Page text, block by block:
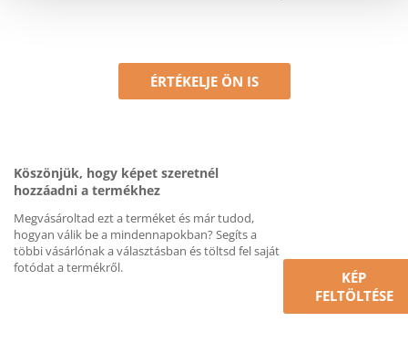
ÉRTÉKELJE ÖN IS
Köszönjük, hogy képet szeretnél
hozzáadni a termékhez
Megvásároltad ezt a terméket és már tudod,
hogyan válik be a mindennapokban? Segíts a
többi vásárlónak a választásban és töltsd fel saját
fotódat a termékről.
KÉP
FELTÖLTÉSE